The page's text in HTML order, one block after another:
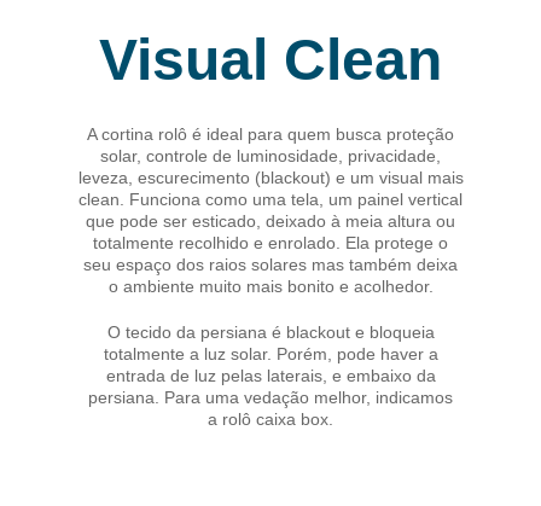
Visual Clean
A cortina rolô é ideal para quem busca proteção
solar, controle de luminosidade, privacidade,
leveza, escurecimento (blackout) e um visual mais
clean. Funciona como uma tela, um painel vertical
que pode ser esticado, deixado à meia altura ou
totalmente recolhido e enrolado. Ela protege o
seu espaço dos raios solares mas também deixa
o ambiente muito mais bonito e acolhedor.
O tecido da persiana é blackout e bloqueia
totalmente a luz solar. Porém, pode haver a
entrada de luz pelas laterais, e embaixo da
persiana. Para uma vedação melhor, indicamos
a rolô caixa box.